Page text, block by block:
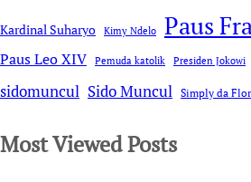
Kardinal Suharyo Kimy Ndelo Paus
Paus Leo XIV Pemuda katolik Presiden Jokowi
sidomuncul Sido Muncul Simply da
Most Viewed Posts